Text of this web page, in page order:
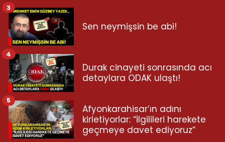
Sen neymişsin be abi!
3
Durak cinayeti sonrasında acı
detaylara ODAK ulaştı!
4
Afyonkarahisar’ın adını
kirletiyorlar: “İlgilileri harekete
geçmeye davet ediyoruz”
5